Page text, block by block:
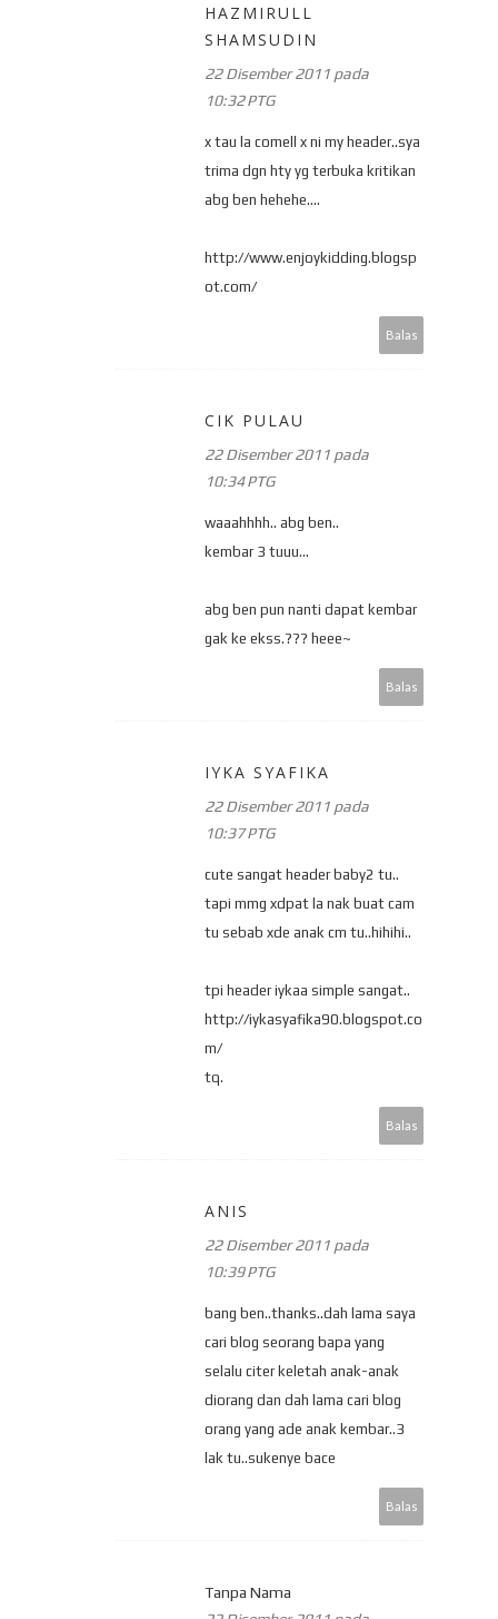
HAZMIRULL
SHAMSUDIN
22 Disember 2011 pada
10:32 PTG
x tau la comell x ni my header..sya
trima dgn hty yg terbuka kritikan
abg ben hehehe....
http://www.enjoykidding.blogsp
ot.com/
Balas
CIK PULAU
22 Disember 2011 pada
10:34 PTG
waaahhhh.. abg ben..
kembar 3 tuuu...
abg ben pun nanti dapat kembar
gak ke ekss.??? heee~
Balas
IYKA SYAFIKA
22 Disember 2011 pada
10:37 PTG
cute sangat header baby2 tu..
tapi mmg xdpat la nak buat cam
tu sebab xde anak cm tu..hihihi..
tpi header iykaa simple sangat..
http://iykasyafika90.blogspot.co
m/
tq.
Balas
ANIS
22 Disember 2011 pada
10:39 PTG
bang ben..thanks..dah lama saya
cari blog seorang bapa yang
selalu citer keletah anak-anak
diorang dan dah lama cari blog
orang yang ade anak kembar..3
lak tu..sukenye bace
Balas
Tanpa Nama